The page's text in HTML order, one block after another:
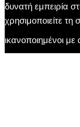
δυνατή εμπειρία
χρησιμοποιείτε
ικανοποιημένοι με